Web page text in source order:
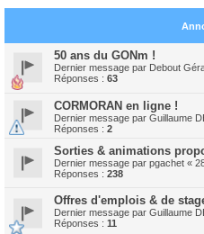
50 ans du GONm !
Dernier message par Debout
Réponses : 63
CORMORAN en ligne !
Dernier message par Guillaume
Réponses : 2
Sorties & animations
Dernier message par pgachet «
Réponses : 238
Offres d'emplois & de
Dernier message par Guillaume
Réponses : 11